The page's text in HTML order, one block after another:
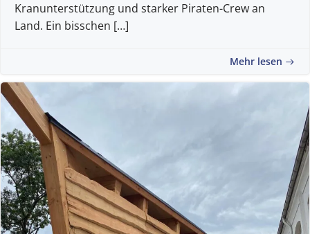
Kranunterstützung und starker Piraten-Crew an
Land. Ein bisschen […]
Mehr lesen